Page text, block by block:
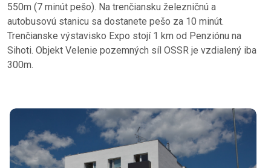
550m (7 minút pešo). Na trenčiansku železničnú a
autobusovú stanicu sa dostanete pešo za 10 minút.
Trenčianske výstavisko Expo stojí 1 km od Penziónu na
Sihoti. Objekt Velenie pozemných síl OSSR je vzdialený iba
300m.